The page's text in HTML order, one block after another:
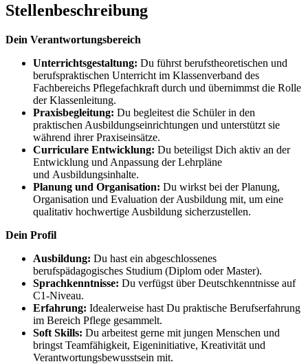
Stellenbeschreibung
Dein Verantwortungsbereich
Unterrichtsgestaltung: Du führst berufstheoretischen und
berufspraktischen Unterricht im Klassenverband des
Fachbereichs Pflegefachkraft durch und übernimmst die Rolle
der Klassenleitung.
Praxisbegleitung: Du begleitest die Schüler in den
praktischen Ausbildungseinrichtungen und unterstützt sie
während ihrer Praxiseinsätze.
Curriculare Entwicklung: Du beteiligst Dich aktiv an der
Entwicklung und Anpassung der Lehrpläne
und Ausbildungsinhalte.
Planung und Organisation: Du wirkst bei der Planung,
Organisation und Evaluation der Ausbildung mit, um eine
qualitativ hochwertige Ausbildung sicherzustellen.
Dein Profil
Ausbildung: Du hast ein abgeschlossenes
berufspädagogisches Studium (Diplom oder Master).
Sprachkenntnisse: Du verfügst über Deutschkenntnisse auf
C1-Niveau.
Erfahrung: Idealerweise hast Du praktische Berufserfahrung
im Bereich Pflege gesammelt.
Soft Skills: Du arbeitest gerne mit jungen Menschen und
bringst Teamfähigkeit, Eigeninitiative, Kreativität und
Verantwortungsbewusstsein mit.